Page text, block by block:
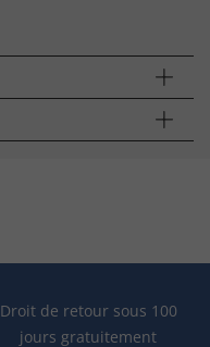
Droit de retour sous 100
jours gratuitement